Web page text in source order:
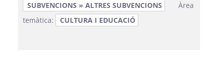
SUBVENCIONS » ALTRES SUBVENCIONS
Àrea
temàtica:
CULTURA I EDUCACIÓ